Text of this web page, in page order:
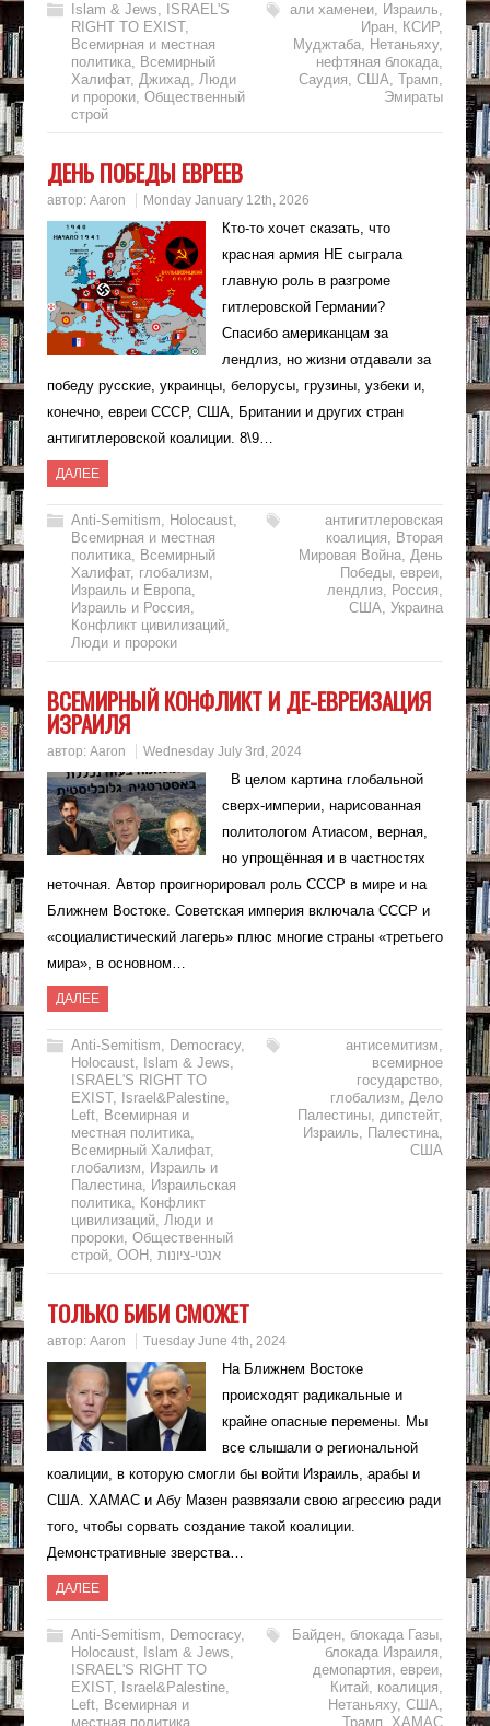
Islam & Jews,
ISRAEL'S
RIGHT TO EXIST,
Всемирная и местная
политика, Всемирный
Халифат, Джихад, Люди
и пророки, Общественный
строй
али хаменеи, Израиль,
Иран, КСИР,
Муджтаба, Нетаньяху,
нефтяная блокада,
Саудия,США,Трамп,
Эмираты
ДЕНЬ ПОБЕДЫ ЕВРЕЕВ
автор: Aaron Monday January 12th, 2026
Кто-то хочет сказать, что
красная армия НЕ сыграла
главную роль в разгроме
гитлеровской Германии?
Спасибо американцам за
лендлиз, но жизни отдавали за
победу русские, украинцы, белорусы, грузины, узбеки и,
конечно, евреи СССР, США, Британии и других стран
антигитлеровской коалиции. 8\9…
ДАЛЕЕ
Anti-Semitism, Holocaust,
Всемирная и местная
политика, Всемирный
Халифат, глобализм,
Израиль и Европа,
Израиль и Россия,
Конфликт цивилизаций,
Люди и пророки
антигитлеровская
коалиция, Вторая
Мировая Война,День
Победы,евреи,
лендлиз, Россия,
США,Украина
ВСЕМИРНЫЙ КОНФЛИКТ И ДЕ-ЕВРЕИЗАЦИЯ
ИЗРАИЛЯ
автор: Aaron Wednesday July 3rd, 2024
В целом картина глобальной
сверх-империи, нарисованная
политологом Атиасом, верная,
но упрощённая и в частностях
неточная. Автор проигнорировал роль СССР в мире и на
Ближнем Востоке. Советская империя включала СССР и
«социалистический лагерь» плюс многие страны «третьего
мира», в основном…
ДАЛЕЕ
Anti-Semitism, Democracy,
Holocaust, Islam & Jews,
ISRAEL'S RIGHT TO
EXIST, Israel&Palestine,
Left, Всемирная и
местная политика,
Всемирный Халифат,
глобализм, Израиль и
Палестина, Израильская
политика, Конфликт
цивилизаций, Люди и
пророки, Общественный
строй, ООН , אנטי-ציונות
антисемитизм,
всемирное
государство,
глобализм,Дело
Палестины,дипстейт,
Израиль, Палестина,
США
ТОЛЬКО БИБИ СМОЖЕТ
автор: Aaron Tuesday June 4th, 2024
На Ближнем Востоке
происходят радикальные и
крайне опасные перемены. Мы
все слышали о региональной
коалиции, в которую смогли бы войти Израиль, арабы и
США. ХАМАС и Абу Мазен развязали свою агрессию ради
того, чтобы сорвать создание такой коалиции.
Демонстративные зверства…
ДАЛЕЕ
Anti-Semitism, Democracy,
Holocaust, Islam & Jews,
ISRAEL'S RIGHT TO
EXIST, Israel&Palestine,
Left, Всемирная и
местная политика,
Байден, блокада Газы,
блокада Израиля,
демопартия,евреи,
Китай, коалиция,
Нетаньяху,США,
Трамп
ХАМАС